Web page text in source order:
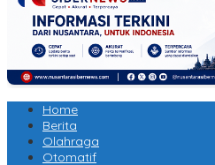
Home
Berita
Olahraga
Otomatif